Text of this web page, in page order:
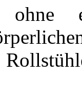
ohne